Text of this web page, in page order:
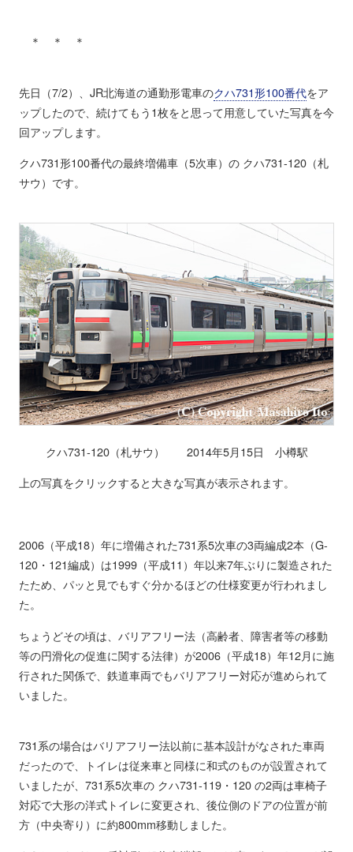
＊ ＊ ＊
先日（7/2）、JR北海道の通勤形電車のクハ731形100番代をア
ップしたので、続けてもう1枚をと思って用意していた写真を今
回アップします。
クハ731形100番代の最終増備車（5次車）の クハ731-120（札
サウ）です。
クハ731-120（札サウ） 2014年5月15日 小樽駅
上の写真をクリックすると大きな写真が表示されます。
2006（平成18）年に増備された731系5次車の3両編成2本（G-
120・121編成）は1999（平成11）年以来7年ぶりに製造された
たため、パッと見でもすぐ分かるほどの仕様変更が行われまし
た。
ちょうどその頃は、バリアフリー法（高齢者、障害者等の移動
等の円滑化の促進に関する法律）が2006（平成18）年12月に施
行された関係で、鉄道車両でもバリアフリー対応が進められて
いました。
731系の場合はバリアフリー法以前に基本設計がなされた車両
だったので、トイレは従来車と同様に和式のものが設置されて
いましたが、731系5次車の クハ731-119・120 の2両は車椅子
対応で大形の洋式トイレに変更され、後位側のドアの位置が前
方（中央寄り）に約800mm移動しました。